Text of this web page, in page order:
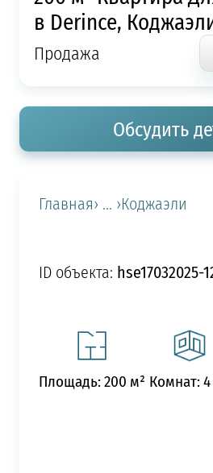
в Derince,
Продажа
Обсудить
Главная› ... ›Коджаэли
ID объекта: hse17032025-
Площадь: 200 м² Комнат: 4